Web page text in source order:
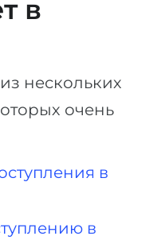
в
нескольких
очень
в
в